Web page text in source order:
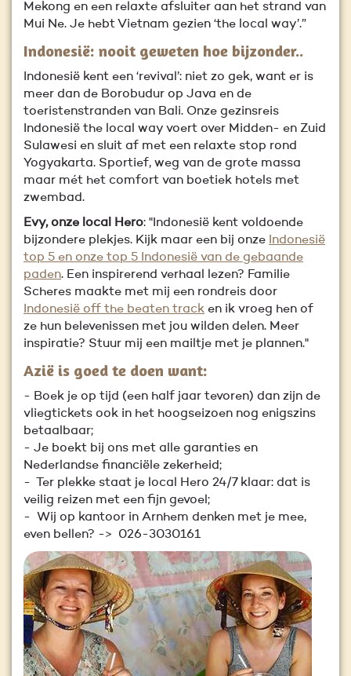
Mekong en een relaxte afsluiter aan het strand van
Mui Ne. Je hebt Vietnam gezien ‘the local way’.”
Indonesië: nooit geweten hoe bijzonder..
Indonesië kent een ‘revival’: niet zo gek, want er is
meer dan de Borobudur op Java en de
toeristenstranden van Bali. Onze gezinsreis
Indonesië the local way voert over Midden- en Zuid
Sulawesi en sluit af met een relaxte stop rond
Yogyakarta. Sportief, weg van de grote massa
maar mét het comfort van boetiek hotels met
zwembad.
Evy, onze local Hero: "Indonesië kent voldoende
bijzondere plekjes. Kijk maar een bij onze Indonesië
top 5 en onze top 5 Indonesië van de gebaande
paden. Een inspirerend verhaal lezen? Familie
Scheres maakte met mij een rondreis door
Indonesië off the beaten track en ik vroeg hen of
ze hun belevenissen met jou wilden delen. Meer
inspiratie? Stuur mij een mailtje met je plannen."
Azië is goed te doen want:
- Boek je op tijd (een half jaar tevoren) dan zijn de
vliegtickets ook in het hoogseizoen nog enigszins
betaalbaar;
- Je boekt bij ons met alle garanties en
Nederlandse financiële zekerheid;
- Ter plekke staat je local Hero 24/7 klaar: dat is
veilig reizen met een fijn gevoel;
- Wij op kantoor in Arnhem denken met je mee,
even bellen? ->
026-3030161